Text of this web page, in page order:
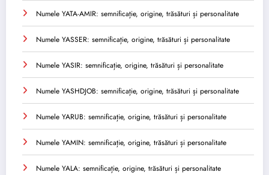
Numele YATA-AMIR: semnificație, origine, trăsături și personalitate
Numele YASSER: semnificație, origine, trăsături și personalitate
Numele YASIR: semnificație, origine, trăsături și personalitate
Numele YASHDJOB: semnificație, origine, trăsături și personalitate
Numele YARUB: semnificație, origine, trăsături și personalitate
Numele YAMIN: semnificație, origine, trăsături și personalitate
Numele YALA: semnificație, origine, trăsături și personalitate